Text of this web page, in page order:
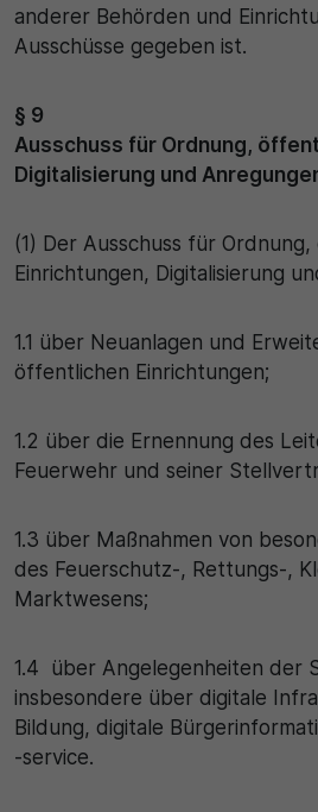
anderer Behörden und
Ausschüsse gegeben ist.
§ 9
Ausschuss für Ordnung,
Digitalisierung und
(1) Der Ausschuss für
Einrichtungen, Digitalisierung
1.1 über Neuanlagen und
öffentlichen Einrichtungen;
1.2 über die Ernennung des
Feuerwehr und seiner
1.3 über Maßnahmen von
des Feuerschutz-, Rettungs-,
Marktwesens;
1.4 über Angelegenheiten der
insbesondere über digitale
Bildung, digitale
-service.